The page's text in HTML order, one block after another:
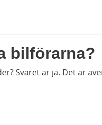
bilförarna?
Svaret är ja. Det är